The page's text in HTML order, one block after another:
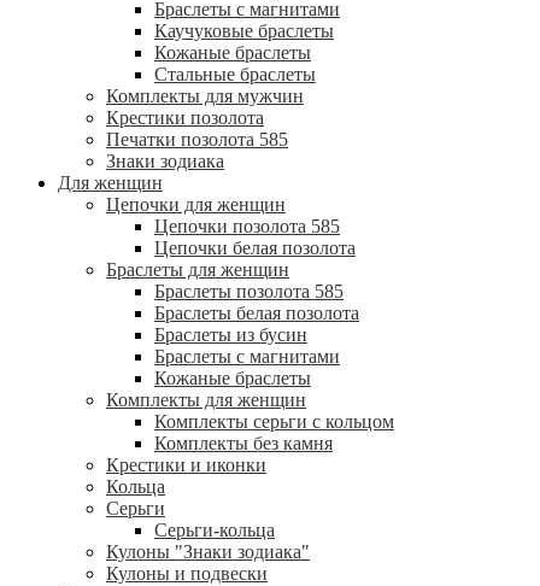
Браслеты с магнитами
Каучуковые браслеты
Кожаные браслеты
Стальные браслеты
Комплекты для мужчин
Крестики позолота
Печатки позолота 585
Знаки зодиака
Для женщин
Цепочки для женщин
Цепочки позолота 585
Цепочки белая позолота
Браслеты для женщин
Браслеты позолота 585
Браслеты белая позолота
Браслеты из бусин
Браслеты с магнитами
Кожаные браслеты
Комплекты для женщин
Комплекты серьги с кольцом
Комплекты без камня
Крестики и иконки
Кольца
Серьги
Серьги-кольца
Кулоны "Знаки зодиака"
Кулоны и подвески